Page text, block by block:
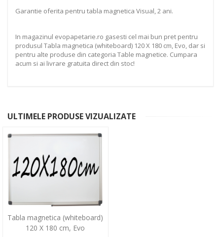
Garantie oferita pentru tabla magnetica Visual, 2 ani.
In magazinul evopapetarie.ro gasesti cel mai bun pret pentru
produsul Tabla magnetica (whiteboard) 120 X 180 cm, Evo, dar si
pentru alte produse din categoria Table magnetice. Cumpara
acum si ai livrare gratuita direct din stoc!
ULTIMELE PRODUSE VIZUALIZATE
Tabla magnetica (whiteboard)
120 X 180 cm, Evo